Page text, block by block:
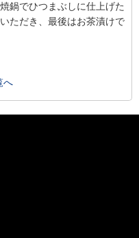
鍋でひつまぶしに仕上げた
ただき、最後はお茶漬けで
へ